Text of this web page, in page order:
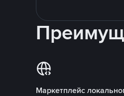
Маркетплейс